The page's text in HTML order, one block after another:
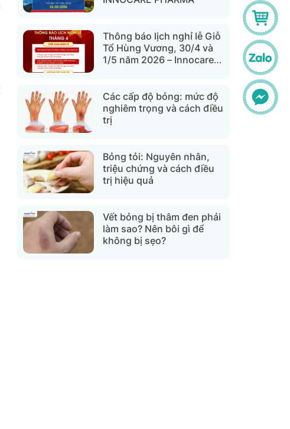
Thông báo lịch nghỉ lễ Giỗ
Tổ Hùng Vương, 30/4 và
1/5 năm 2026 – Innocare
Các cấp độ bỏng: mức độ
nghiêm trọng và cách điều
trị
Bỏng tỏi: Nguyên nhân,
triệu chứng và cách điều
trị hiệu quả
Vết bỏng bị thâm đen phải
làm sao? Nên bôi gì để
không bị sẹo?